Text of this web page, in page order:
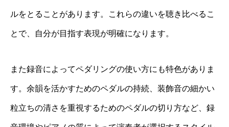
ルをとることがあります。これらの違いを聴き比べるこ
とで、自分が目指す表現が明確になります。
また録音によってペダリングの使い方にも特色がありま
す。余韻を活かすためのペダルの持続、装飾音の細かい
粒立ちの清さを重視するためのペダルの切り方など、録